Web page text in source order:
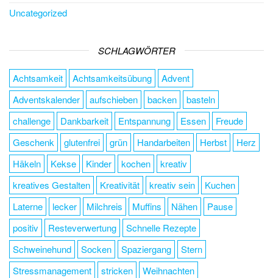
Uncategorized
SCHLAGWÖRTER
Achtsamkeit Achtsamkeitsübung
Advent
Adventskalender
aufschieben backen
basteln
challenge
Dankbarkeit Entspannung Essen
Freude
Geschenk
glutenfrei grün Handarbeiten Herbst
Herz
Häkeln
Kekse Kinder kochen
kreativ
kreatives Gestalten
Kreativität kreativ sein
Kuchen
Laterne
lecker Milchreis Muffins Nähen
Pause
positiv
Resteverwertung
Schnelle Rezepte
Schweinehund
Socken Spaziergang
Stern
Stressmanagement
stricken
Weihnachten